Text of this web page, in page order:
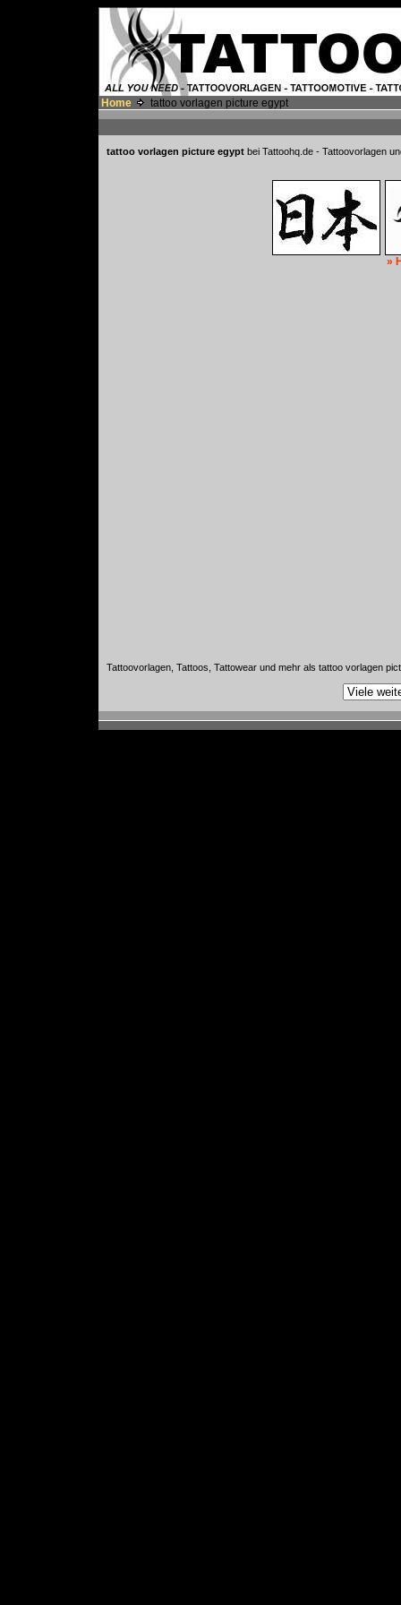
Home tattoo vorlagen picture egypt
tattoo vorlagen picture egypt bei Tattoohq.de - Tattoovorlagen
»
Tattoovorlagen, Tattoos, Tattowear und mehr als tattoo vorlagen